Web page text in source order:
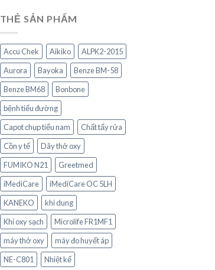
THẺ SẢN PHẨM
Accu Chek Aikiko
ALPK2-2015
Aurora
Bayoka
Benze BM-58
Benze BM68
Bonbone
bệnh tiểu đường
Capot chụp tiểu nam
Chất tẩy rửa
Cồn y tế
Dây thở oxy
FUMIKO N21
Greetmed
iMediCare
iMediCare OC 5LH
KANEKO
khí dung
Khí oxy sạch
Microlife FR1MF1
máy thở oxy
máy đo huyết áp
NE-C801
Nhiệt kế